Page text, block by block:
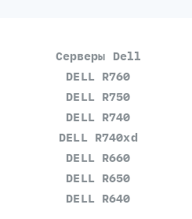
Серверы Dell
DELL R760
DELL R750
DELL R740
DELL R740xd
DELL R660
DELL R650
DELL R640